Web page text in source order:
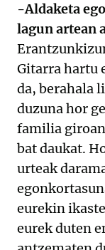
-Aldaketa
lagun artean
Gitarra hartu
da, berahala
duzuna hor
familia
bat daukat.
urteak
eurekin
eurek duten